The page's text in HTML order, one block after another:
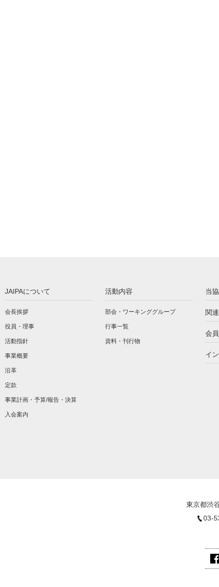
JAIPAについて
会長挨拶
役員・理事
活動指針
事業概要
沿革
定款
事業計画・予算/報告・決算
入会案内
活動内容
部会・ワーキンググループ
行事一覧
資料・刊行物
当
関
会
イ
東京都渋
03-